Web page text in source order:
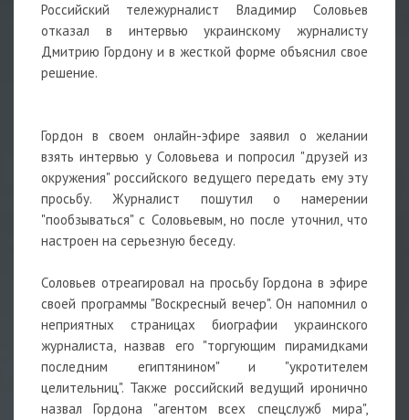
Российский тележурналист Владимир Соловьев
отказал в интервью украинскому журналисту
Дмитрию Гордону и в жесткой форме объяснил свое
решение.
Гордон в своем онлайн-эфире заявил о желании
взять интервью у Соловьева и попросил "друзей из
окружения" российского ведущего передать ему эту
просьбу. Журналист пошутил о намерении
"пообзываться" с Соловьевым, но после уточнил, что
настроен на серьезную беседу.
Соловьев отреагировал на просьбу Гордона в эфире
своей программы "Воскресный вечер". Он напомнил о
неприятных страницах биографии украинского
журналиста, назвав его "торгующим пирамидками
последним египтянином" и "укротителем
целительниц". Также российский ведущий иронично
назвал Гордона "агентом всех спецслужб мира",